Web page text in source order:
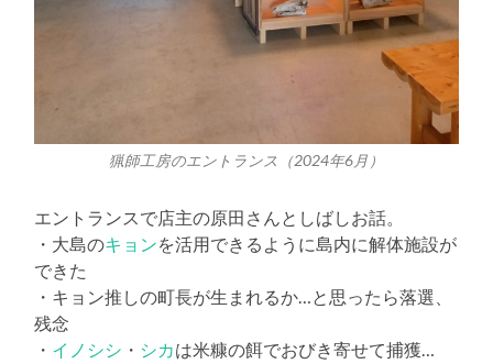
猟師工房のエントランス（2024年6月）
エントランスで店主の原田さんとしばしお話。
・大島のキョンを活用できるように島内に解体施設が
できた
・キョン推しの町長が生まれるか…と思ったら落選、
残念
・ イノシシ ・ シカは米糠の餌でおびき寄せて捕獲…